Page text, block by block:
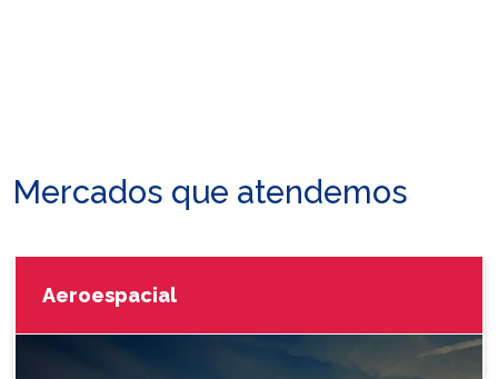
Mercados que atendemos
Aeroespacial